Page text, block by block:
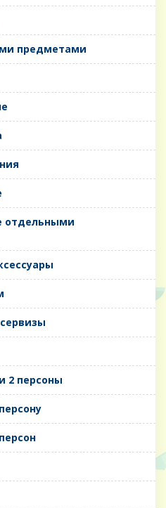
предметами
отдельными
2 персоны